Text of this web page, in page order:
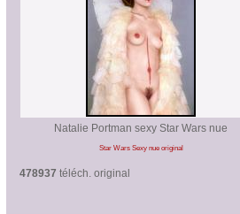
Natalie Portman sexy Star Wars nue
Star Wars Sexy nue original
478937 téléch. original